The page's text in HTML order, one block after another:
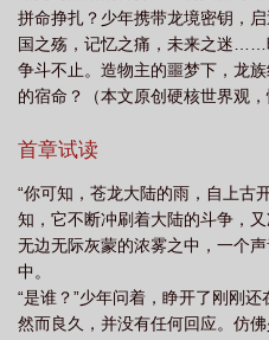
忆 龙族纪元讲的什么 龙族纪元韩
纪 龙族纪元游戏 龙族技巧 龙
编年史 龙族战纪 龙族纪元微信小
拼命挣扎？少年携带龙境密钥，
国之殇，记忆之痛，未来之迷
争斗不止。造物主的噩梦下，龙
的宿命？（本文原创硬核世界观
首章试读
“你可知，苍龙大陆的雨，自上古
知，它不断冲刷着大陆的斗争，
无边无际灰蒙的浓雾之中，一个
中。
“是谁？”少年问着，睁开了刚刚还
然而良久，并没有任何回应。仿